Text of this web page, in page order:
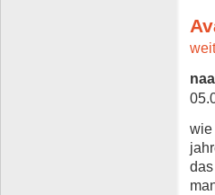
wie